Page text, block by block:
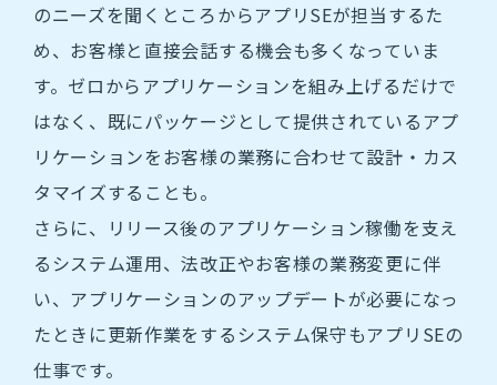
キャリアプラン
社内制度
採用情報
求める人物像
新卒採用
のニーズを聞くところからアプリSEが担当するた
め、お客様と直接会話する機会も多くなっていま
す。ゼロからアプリケーションを組み上げるだけで
はなく、既にパッケージとして提供されているアプ
リケーションをお客様の業務に合わせて設計・カス
タマイズすることも。
さらに、リリース後のアプリケーション稼働を支え
るシステム運用、法改正やお客様の業務変更に伴
い、アプリケーションのアップデートが必要になっ
たときに更新作業をするシステム保守もアプリSEの
仕事です。